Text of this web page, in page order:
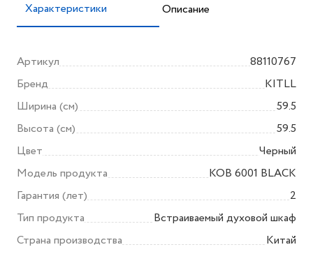
Характеристики Описание
Артикул
88110767
Бренд
KITLL
Ширина (см)
59.5
Высота (см)
59.5
Цвет
Черный
Модель продукта
KOB 6001 BLACK
Гарантия (лет)
2
Тип продукта
Встраиваемый духовой шкаф
Страна производства
Китай